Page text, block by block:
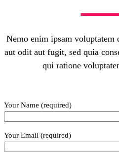
Nemo enim ipsam voluptatem
aut odit aut fugit, sed quia
qui ratione
Your Name (required)
Your Email (required)